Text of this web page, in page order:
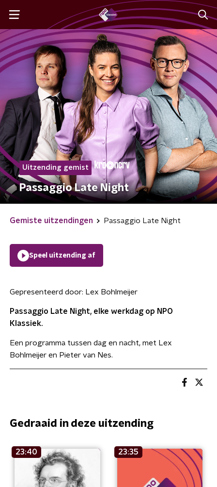
Uitzending gemist
Passaggio Late Night
Gemiste uitzendingen Passaggio Late Night
Speel uitzending af
Gepresenteerd door: Lex Bohlmeijer
Passaggio Late Night, elke werkdag op NPO
Klassiek.
Een programma tussen dag en nacht, met Lex
Bohlmeijer en Pieter van Nes.
Gedraaid in deze uitzending
23:40 23:35